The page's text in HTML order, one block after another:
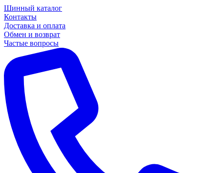
Шинный каталог
Контакты
Доставка и оплата
Обмен и возврат
Частые вопросы